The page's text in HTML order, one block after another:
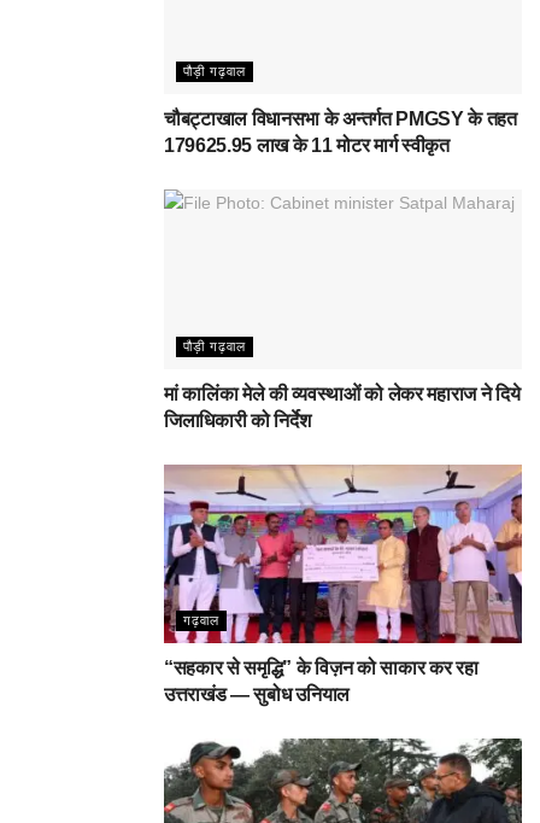
पौड़ी गढ़वाल
चौबट्टाखाल विधानसभा के अन्तर्गत PMGSY के तहत
179625.95 लाख के 11 मोटर मार्ग स्वीकृत
पौड़ी गढ़वाल
मां कालिंका मेले की व्यवस्थाओं को लेकर महाराज ने दिये
जिलाधिकारी को निर्देश
गढ़वाल
“सहकार से समृद्धि” के विज़न को साकार कर रहा
उत्तराखंड — सुबोध उनियाल